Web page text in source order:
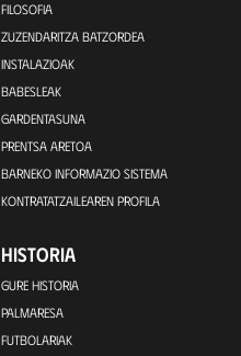
FILOSOFIA
ZUZENDARITZA BATZORDEA
INSTALAZIOAK
BABESLEAK
GARDENTASUNA
PRENTSA ARETOA
BARNEKO INFORMAZIO SISTEMA
KONTRATATZAILEAREN PROFILA
HISTORIA
GURE HISTORIA
PALMARESA
FUTBOLARIAK